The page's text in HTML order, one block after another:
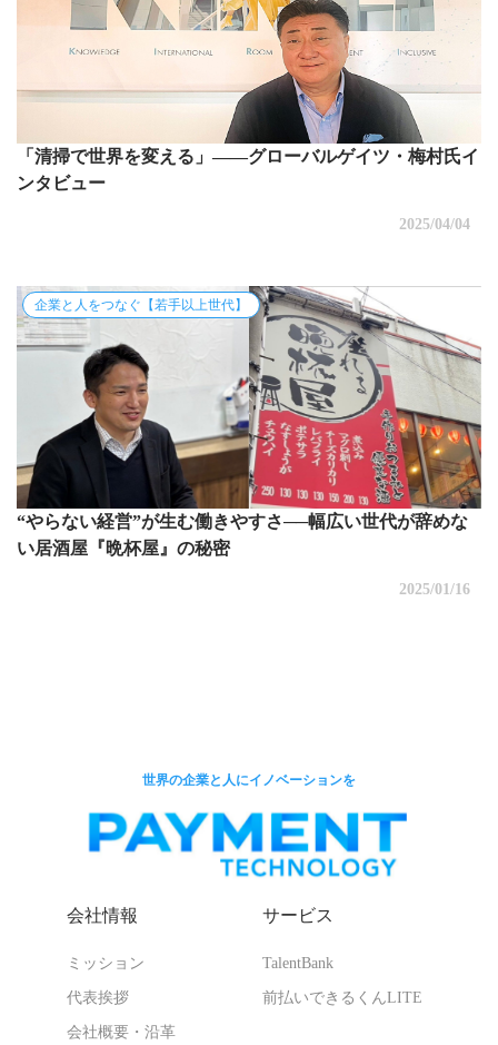
「清掃で世界を変える」――グローバルゲイツ・梅村氏イ
ンタビュー
2025/04/04
企業と人をつなぐ【若手以上世代】
“やらない経営”が生む働きやすさ──幅広い世代が辞めな
い居酒屋『晩杯屋』の秘密
2025/01/16
世界の企業と人にイノベーションを
会社情報
ミッション
代表挨拶
会社概要・沿革
サービス
TalentBank
前払いできるくんLITE